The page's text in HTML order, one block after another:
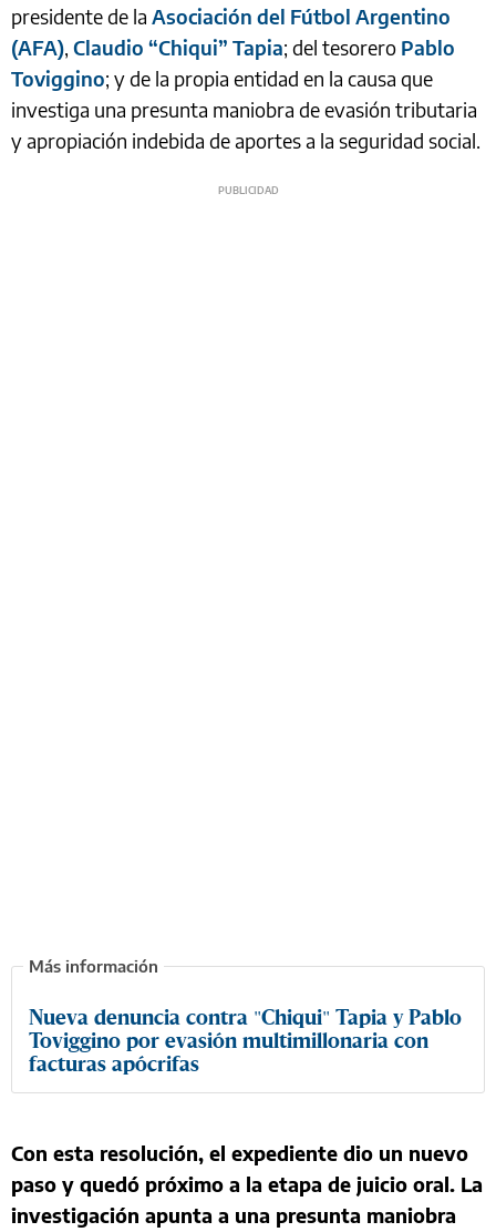
presidente de la Asociación del Fútbol Argentino
(AFA), Claudio “Chiqui” Tapia; del tesorero Pablo
Toviggino; y de la propia entidad en la causa que
investiga una presunta maniobra de evasión tributaria
y apropiación indebida de aportes a la seguridad social.
Nueva denuncia contra "Chiqui" Tapia y Pablo
Toviggino por evasión multimillonaria con
facturas apócrifas
Con esta resolución, el expediente dio un nuevo
paso y quedó próximo a la etapa de juicio oral. La
investigación apunta a una presunta maniobra